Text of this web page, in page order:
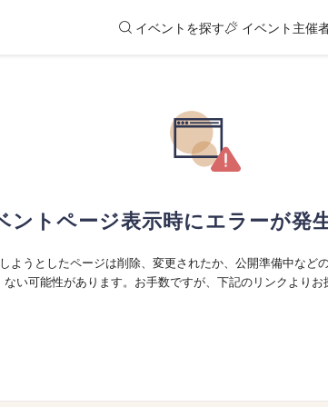
イベントを探す イベント主催
ントページ表示時にエラーが発
ようとしたページは削除、変更されたか、公開準備中など
ない可能性があります。お手数ですが、下記のリンクよりお